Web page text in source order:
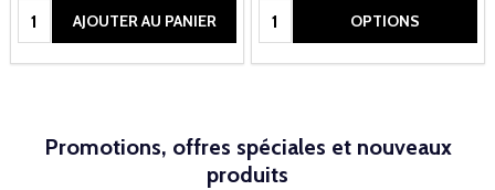
Quantité:AJOUTER AU PANIER Quantité: OPTIONS
Promotions, offres spéciales et nouveaux
produits